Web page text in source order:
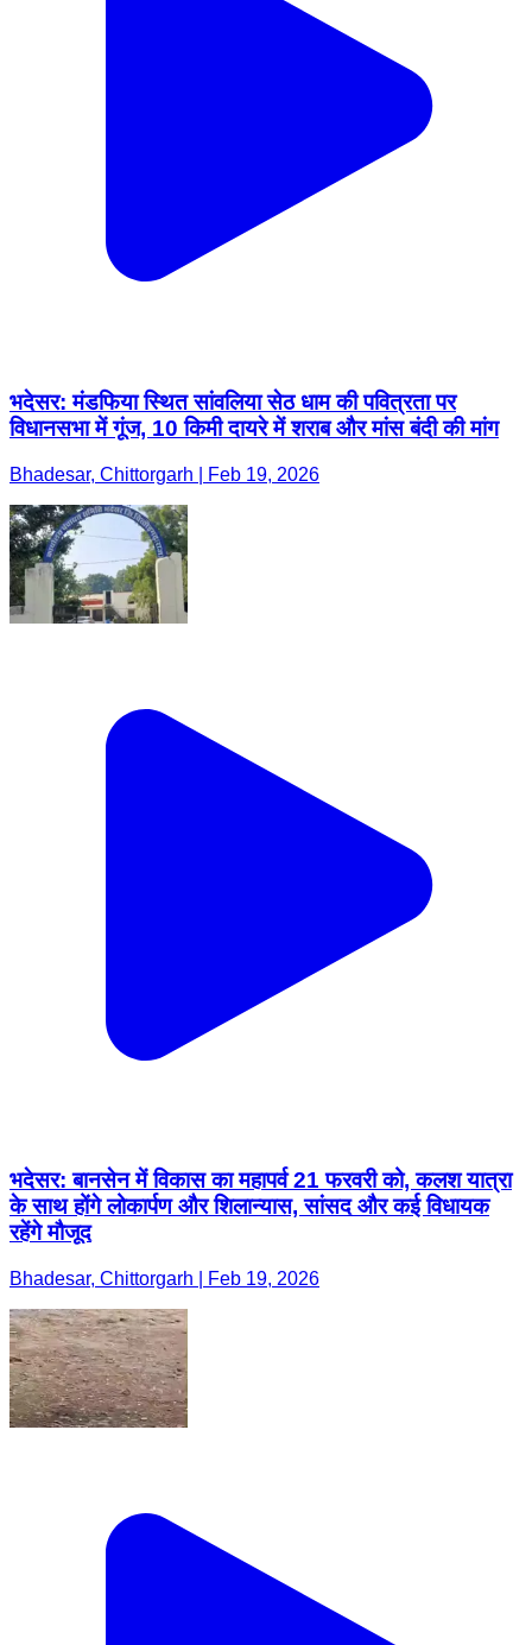
भदेसर: मंडफिया स्थित सांवलिया सेठ धाम की पवित्रता पर
विधानसभा में गूंज, 10 किमी दायरे में शराब और मांस बंदी की मांग
Bhadesar, Chittorgarh | Feb 19, 2026
भदेसर: बानसेन में विकास का महापर्व 21 फरवरी को, कलश यात्रा
के साथ होंगे लोकार्पण और शिलान्यास, सांसद और कई विधायक
रहेंगे मौजूद
Bhadesar, Chittorgarh | Feb 19, 2026